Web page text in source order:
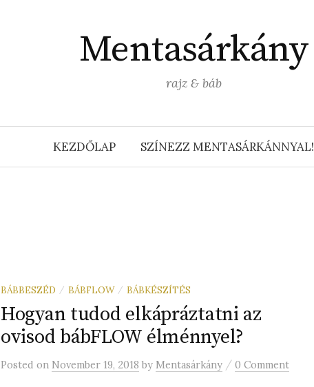
Mentasárkány
rajz & báb
KEZDŐLAP SZÍNEZZ MENTASÁRKÁNNYAL!
BÁBBESZÉD / BÁBFLOW / BÁBKÉSZÍTÉS
Hogyan tudod elkápráztatni az
ovisod bábFLOW élménnyel?
Posted on November 19, 2018 by Mentasárkány / 0 Comment